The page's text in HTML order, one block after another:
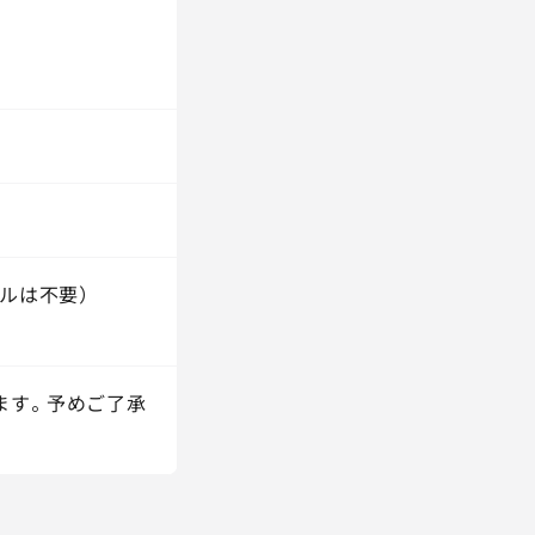
は不要）
。予めご了承